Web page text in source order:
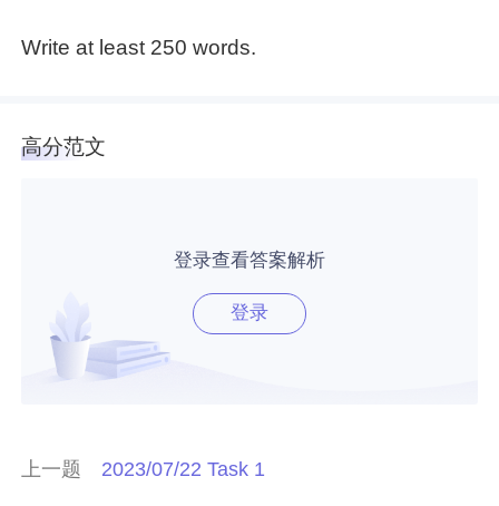
Write at least 250 words.
高分范文
登录查看答案解析
登录
上一题 2023/07/22 Task 1